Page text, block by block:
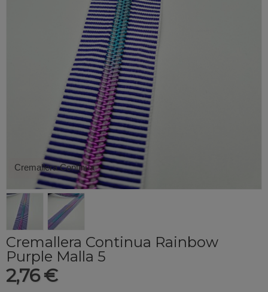
Cremallera Continua
Cremallera Continua Rainbow
Purple Malla 5
2,76 €